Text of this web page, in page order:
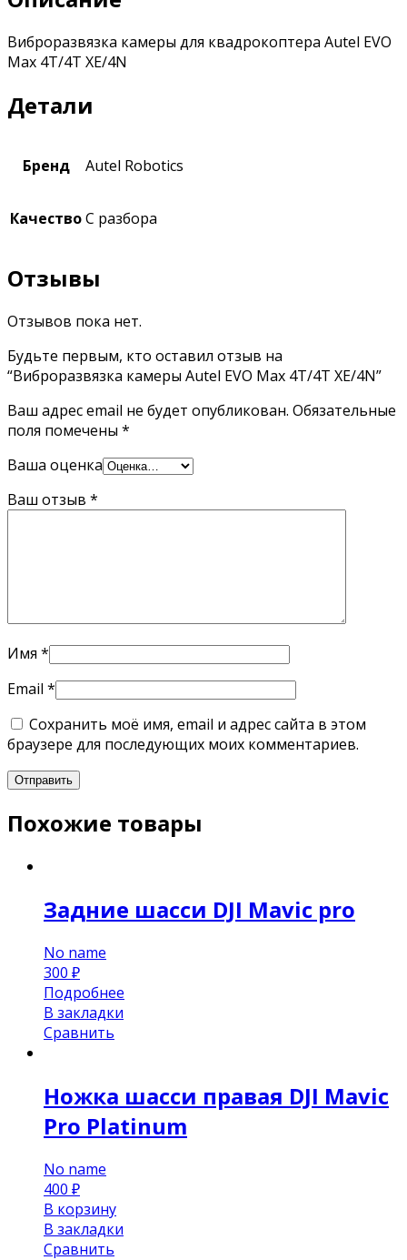
Виброразвязка камеры для квадрокоптера Autel EVO
Max 4T/4T XE/4N
Детали
Бренд Autel Robotics
КачествоС разбора
Отзывы
Отзывов пока нет.
Будьте первым, кто оставил отзыв на
“Виброразвязка камеры Autel EVO Max 4T/4T XE/4N”
Ваш адрес email не будет опубликован. Обязательные
поля помечены *
Ваша оценка
Ваш отзыв *
Имя *
Email *
Сохранить моё имя, email и адрес сайта в этом
браузере для последующих моих комментариев.
Похожие товары
Задние шасси DJI Mavic pro
No name
300 ₽
Подробнее
В закладки
Сравнить
Ножка шасси правая DJI Mavic
Pro Platinum
No name
400 ₽
В корзину
В закладки
Сравнить